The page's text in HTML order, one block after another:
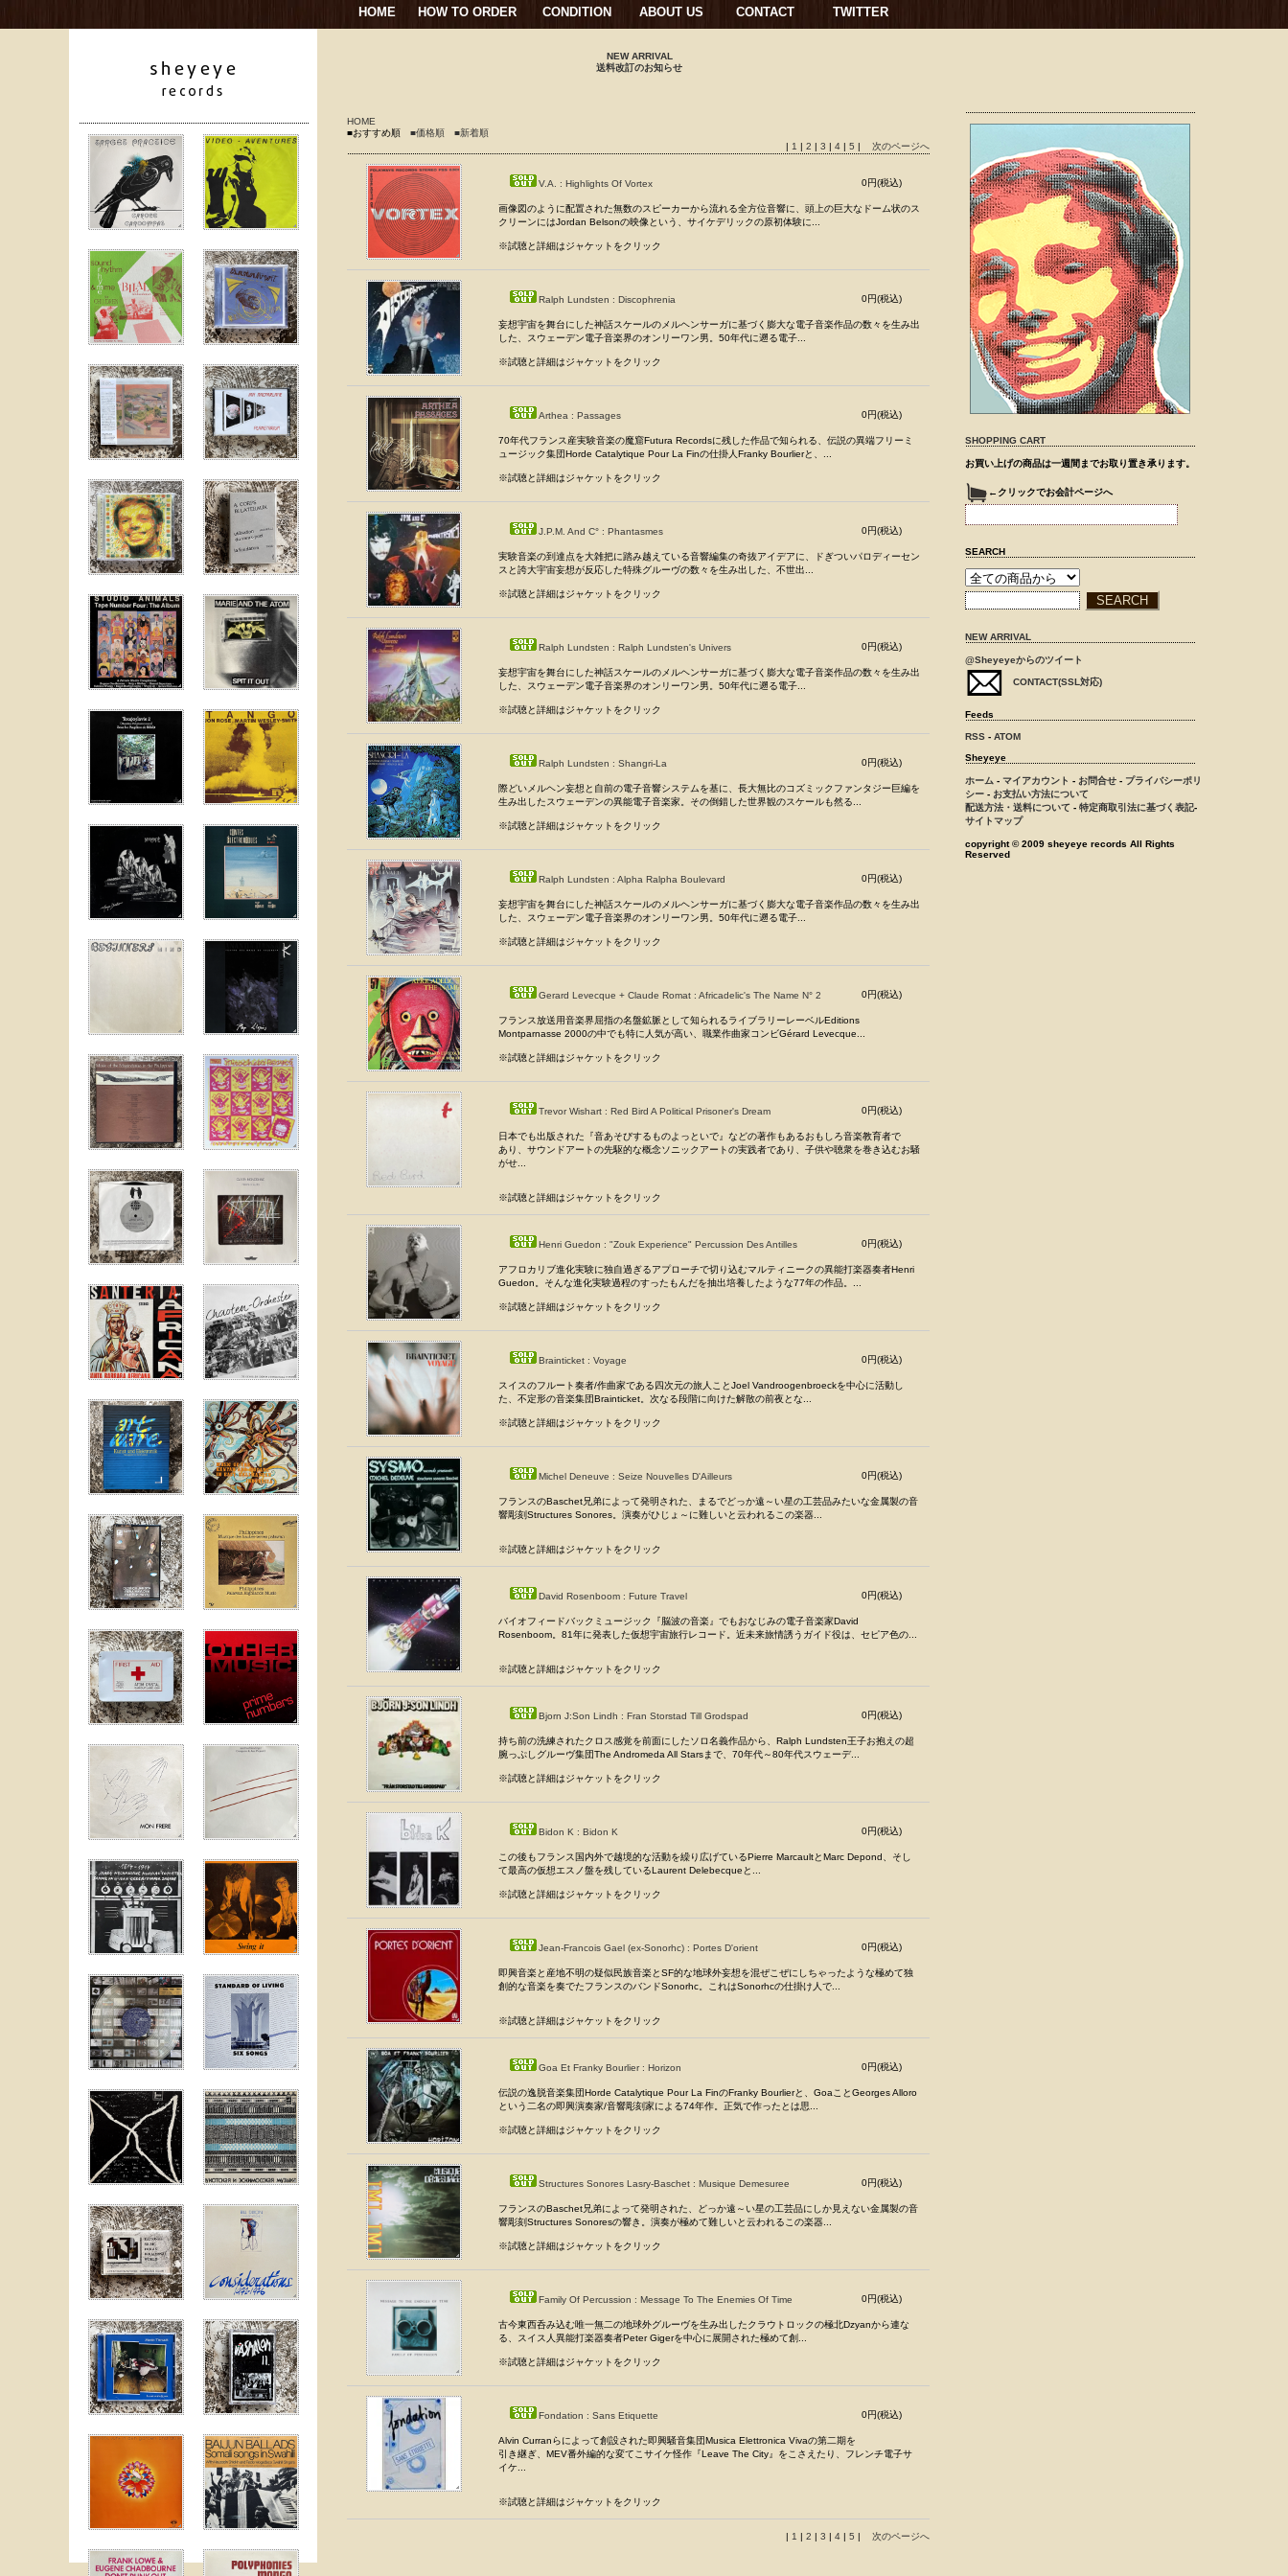
HOME HOW TO ORDER CONDITION ABOUT US CONTACT TWITTER
NEW ARRIVAL
送料改訂のお知らせ
HOME
■おすすめ順
■価格順
■新着順
| 1 | 2 | 3 | 4 | 5 | 次のページへ
V.A. : Highlights Of Vortex 0円(税込)
画像図のように配置された無数のスピーカーから流れる全方位音響に、頭上の巨大なドーム状のス
クリーンにはJordan Belsonの映像という、サイケデリックの原初体験に...
※試聴と詳細はジャケットをクリック
Ralph Lundsten : Discophrenia 0円(税込)
妄想宇宙を舞台にした神話スケールのメルヘンサーガに基づく膨大な電子音楽作品の数々を生み出
した、スウェーデン電子音楽界のオンリーワン男。50年代に遡る電子...
※試聴と詳細はジャケットをクリック
Arthea : Passages 0円(税込)
70年代フランス産実験音楽の魔窟Futura Recordsに残した作品で知られる、伝説の異端フリーミ
ュージック集団Horde Catalytique Pour La Finの仕掛人Franky Bourlierと、...
※試聴と詳細はジャケットをクリック
J.P.M. And C° : Phantasmes 0円(税込)
実験音楽の到達点を大雑把に踏み越えている音響編集の奇抜アイデアに、ドぎついパロディーセン
スと誇大宇宙妄想が反応した特殊グルーヴの数々を生み出した、不世出...
※試聴と詳細はジャケットをクリック
Ralph Lundsten : Ralph Lundsten's Univers 0円(税込)
妄想宇宙を舞台にした神話スケールのメルヘンサーガに基づく膨大な電子音楽作品の数々を生み出
した、スウェーデン電子音楽界のオンリーワン男。50年代に遡る電子...
※試聴と詳細はジャケットをクリック
Ralph Lundsten : Shangri-La 0円(税込)
際どいメルヘン妄想と自前の電子音響システムを基に、長大無比のコズミックファンタジー巨編を
生み出したスウェーデンの異能電子音楽家。その倒錯した世界観のスケールも然る...
※試聴と詳細はジャケットをクリック
Ralph Lundsten : Alpha Ralpha Boulevard 0円(税込)
妄想宇宙を舞台にした神話スケールのメルヘンサーガに基づく膨大な電子音楽作品の数々を生み出
した、スウェーデン電子音楽界のオンリーワン男。50年代に遡る電子...
※試聴と詳細はジャケットをクリック
Gerard Levecque + Claude Romat : Africadelic's The Name N° 2 0円(税込)
フランス放送用音楽界屈指の名盤鉱脈として知られるライブラリーレーベルEditions
Montparnasse 2000の中でも特に人気が高い、職業作曲家コンビGérard Levecque...
※試聴と詳細はジャケットをクリック
Trevor Wishart : Red Bird A Political Prisoner's Dream 0円(税込)
日本でも出版された『音あそびするものよっといで』などの著作もあるおもしろ音楽教育者で
あり、サウンドアートの先駆的な概念ソニックアートの実践者であり、子供や聴衆を巻き込むお騒
がせ...
※試聴と詳細はジャケットをクリック
Henri Guedon : "Zouk Experience" Percussion Des Antilles 0円(税込)
アフロカリブ進化実験に独自過ぎるアプローチで切り込むマルティニークの異能打楽器奏者Henri
Guedon。そんな進化実験過程のすったもんだを抽出培養したような77年の作品。...
※試聴と詳細はジャケットをクリック
Brainticket : Voyage 0円(税込)
スイスのフルート奏者/作曲家である四次元の旅人ことJoel Vandroogenbroeckを中心に活動し
た、不定形の音楽集団Brainticket。次なる段階に向けた解散の前夜とな...
※試聴と詳細はジャケットをクリック
Michel Deneuve : Seize Nouvelles D'Ailleurs 0円(税込)
フランスのBaschet兄弟によって発明された、まるでどっか遠～い星の工芸品みたいな金属製の音
響彫刻Structures Sonores。演奏がひじょ～に難しいと云われるこの楽器...
※試聴と詳細はジャケットをクリック
David Rosenboom : Future Travel 0円(税込)
バイオフィードバックミュージック『脳波の音楽』でもおなじみの電子音楽家David
Rosenboom。81年に発表した仮想宇宙旅行レコード。近未来旅情誘うガイド役は、セピア色の...
※試聴と詳細はジャケットをクリック
Bjorn J:Son Lindh : Fran Storstad Till Grodspad 0円(税込)
持ち前の洗練されたクロス感覚を前面にしたソロ名義作品から、Ralph Lundsten王子お抱えの超
腕っぷしグルーヴ集団The Andromeda All Starsまで、70年代～80年代スウェーデ...
※試聴と詳細はジャケットをクリック
Bidon K : Bidon K 0円(税込)
この後もフランス国内外で越境的な活動を繰り広げているPierre MarcaultとMarc Depond、そし
て最高の仮想エスノ盤を残しているLaurent Delebecqueと...
※試聴と詳細はジャケットをクリック
Jean-Francois Gael (ex-Sonorhc) : Portes D'orient 0円(税込)
即興音楽と産地不明の疑似民族音楽とSF的な地球外妄想を混ぜこぜにしちゃったような極めて独
創的な音楽を奏でたフランスのバンドSonorhc。これはSonorhcの仕掛け人で...
※試聴と詳細はジャケットをクリック
Goa Et Franky Bourlier : Horizon 0円(税込)
伝説の逸脱音楽集団Horde Catalytique Pour La FinのFranky Bourlierと、GoaことGeorges Alloro
という二名の即興演奏家/音響彫刻家による74年作。正気で作ったとは思...
※試聴と詳細はジャケットをクリック
Structures Sonores Lasry-Baschet : Musique Demesuree 0円(税込)
フランスのBaschet兄弟によって発明された、どっか遠～い星の工芸品にしか見えない金属製の音
響彫刻Structures Sonoresの響き。演奏が極めて難しいと云われるこの楽器...
※試聴と詳細はジャケットをクリック
Family Of Percussion : Message To The Enemies Of Time 0円(税込)
古今東西呑み込む唯一無二の地球外グルーヴを生み出したクラウトロックの極北Dzyanから連な
る、スイス人異能打楽器奏者Peter Gigerを中心に展開された極めて創...
※試聴と詳細はジャケットをクリック
Fondation : Sans Etiquette 0円(税込)
Alvin Curranらによって創設された即興騒音集団Musica Elettronica Vivaの第二期を
引き継ぎ、MEV番外編的な変てこサイケ怪作『Leave The City』をこさえたり、フレンチ電子サ
イケ...
※試聴と詳細はジャケットをクリック
| 1 | 2 | 3 | 4 | 5 | 次のページへ
SHOPPING CART
お買い上げの商品は一週間までお取り置き承ります。
←クリックでお会計ページへ
SEARCH
NEW ARRIVAL
@Sheyeyeからのツイート
CONTACT(SSL対応)
Feeds
RSS - ATOM
Sheyeye
ホーム - マイアカウント - お問合せ - プライバシーポリ
シー - お支払い方法について
配送方法・送料について - 特定商取引法に基づく表記-
サイトマップ
copyright © 2009 sheyeye records All Rights
Reserved